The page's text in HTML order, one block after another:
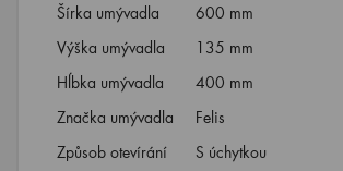
Šírka umývadla
600 mm
Výška umývadla
135 mm
Hĺbka umývadla
400 mm
Značka umývadla
Felis
Způsob otevírání
S úchytkou